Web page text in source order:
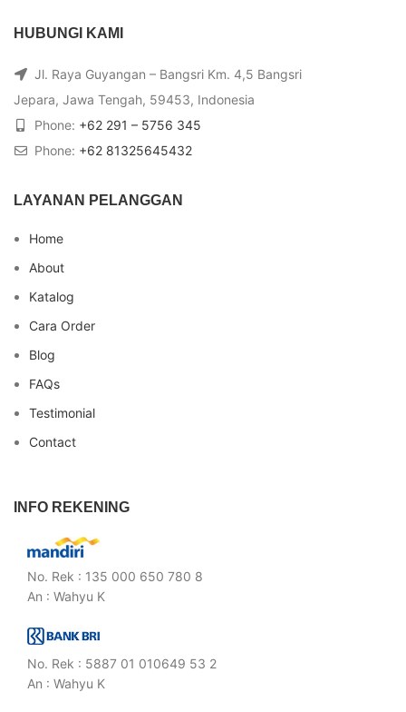
HUBUNGI KAMI
Jl. Raya Guyangan – Bangsri Km. 4,5 Bangsri
Jepara, Jawa Tengah, 59453, Indonesia
Phone: +62 291 – 5756 345
Phone: +62 81325645432
LAYANAN PELANGGAN
Home
About
Katalog
Cara Order
Blog
FAQs
Testimonial
Contact
INFO REKENING
No. Rek : 135 000 650 780 8
An : Wahyu K
No. Rek : 5887 01 010649 53 2
An : Wahyu K